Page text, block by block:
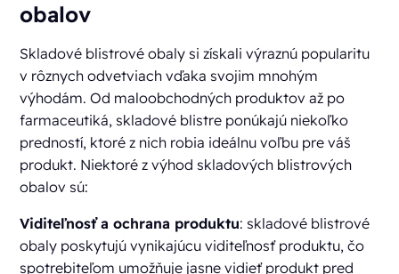
obalov
Skladové blistrové obaly si získali výraznú popularitu
v rôznych odvetviach vďaka svojim mnohým
výhodám. Od maloobchodných produktov až po
farmaceutiká, skladové blistre ponúkajú niekoľko
predností, ktoré z nich robia ideálnu voľbu pre váš
produkt. Niektoré z výhod skladových blistrových
obalov sú:
Viditeľnosť a ochrana produktu: skladové blistrové
obaly poskytujú vynikajúcu viditeľnosť produktu, čo
spotrebiteľom umožňuje jasne vidieť produkt pred